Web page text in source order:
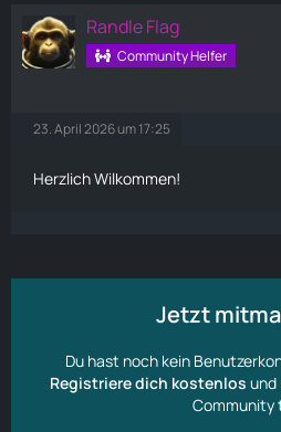
Randle Flag
Community Helfer
23. April 2026 um 17:25
Herzlich Wilkommen!
Jetzt
Du hast noch kein
Registriere dich kostenlos und
Community